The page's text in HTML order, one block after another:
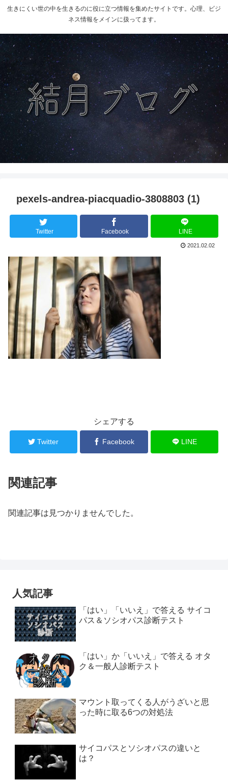
生きにくい世の中を生きるのに役に立つ情報を集めたサイトです。心理、ビジ
ネス情報をメインに扱ってます。
pexels-andrea-piacquadio-3808803 (1)
Twitter Facebook LINE
2021.02.02
シェアする
Twitter Facebook LINE
関連記事
関連記事は見つかりませんでした。
人気記事
「はい」「いいえ」で答える サイコ
パス＆ソシオパス診断テスト
「はい」か「いいえ」で答える オタ
ク＆一般人診断テスト
マウント取ってくる人がうざいと思
った時に取る6つの対処法
サイコパスとソシオパスの違いと
は？